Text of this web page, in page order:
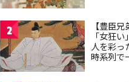
2
【豊臣
「女狂
人を彩っ
時系列で